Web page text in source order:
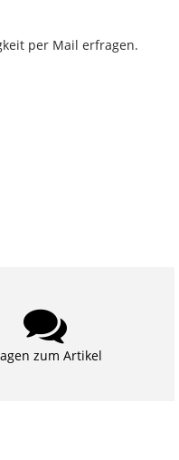
per Mail erfragen.
zum Artikel